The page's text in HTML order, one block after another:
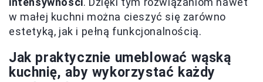
w małej kuchni można cieszyć się zarówno
estetyką, jak i pełną funkcjonalnością.
Jak praktycznie umeblować wąską
kuchnię, aby wykorzystać każdy